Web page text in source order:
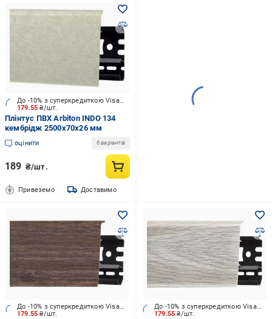
179.55₴/шт.
До -10% з суперкредиткою Visa Вигода
Плінтус ПВХ Arbiton INDO 134
кембрідж 2500х70x26 мм
оцінити 6 варіантів
189 ₴/шт.
Привеземо Доставимо
179.55₴/шт.
До -10% з суперкредиткою Visa Вигода
179.55₴/шт.
До -10% з суперкредиткою Visa Вигода